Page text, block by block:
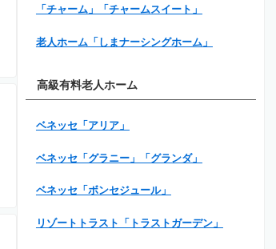
「チャーム」「チャームスイート」
老人ホーム「しまナーシングホーム」
高級有料老人ホーム
ベネッセ「アリア」
ベネッセ「グラニー」「グランダ」
ベネッセ「ボンセジュール」
リゾートトラスト「トラストガーデン」